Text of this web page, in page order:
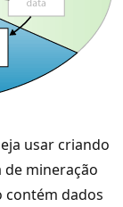
usar criando
mineração
contém dados